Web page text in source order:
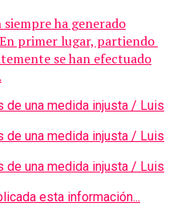
ha generado
primer lugar, partiendo
se han efectuado
esta información...